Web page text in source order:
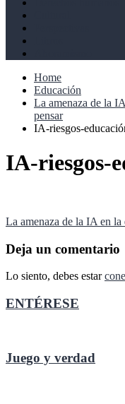
Home
Educación
La amenaza de la
pensar
IA-riesgos-
IA-riesgos-
Navegación
de
entradas
La amenaza de la IA en la
Deja un comentario
Lo siento, debes estar
ENTÉRESE
Juego y verdad